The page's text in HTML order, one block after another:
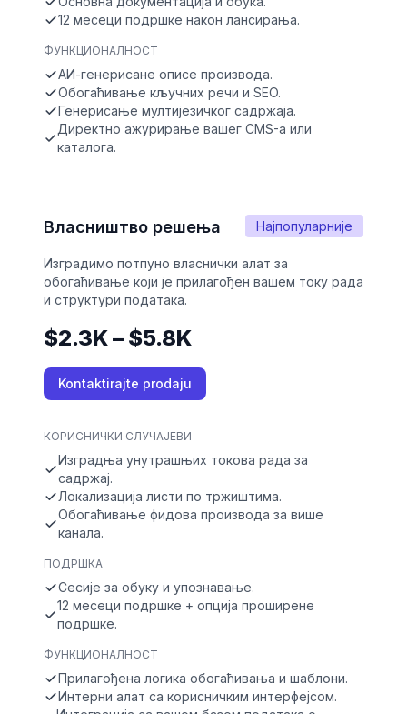
12 месеци подршке након лансирања.
ФУНКЦИОНАЛНОСТ
АИ-генерисане описе производа.
Обогаћивање кључних речи и SEO.
Генерисање мултијезичког садржаја.
Директно ажурирање вашег CMS-а или
каталога.
Најпопуларније
Власништво решења
Изградимо потпуно власнички алат за
обогаћивање који је прилагођен вашем току рада
и структури података.
$2.3K – $5.8K
Kontaktirajte prodaju
КОРИСНИЧКИ СЛУЧАЈЕВИ
Изградња унутрашњих токова рада за
садржај.
Локализација листи по тржиштима.
Обогаћивање фидова производа за више
канала.
ПОДРШКА
Сесије за обуку и упознавање.
12 месеци подршке + опција проширене
подршке.
ФУНКЦИОНАЛНОСТ
Прилагођена логика обогаћивања и шаблони.
Интерни алат са корисничким интерфејсом.